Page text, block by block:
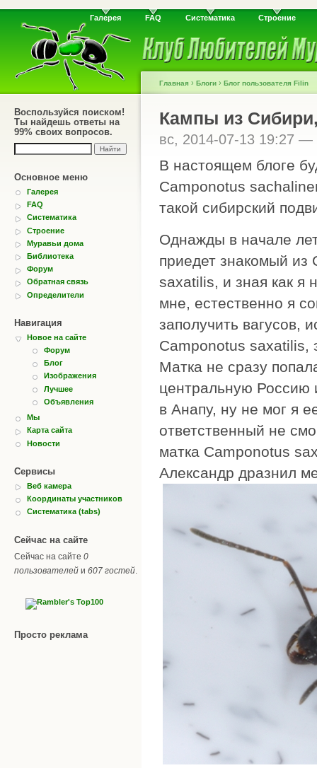
Галерея FAQ Систематика Строение
Воспользуйся поиском!
Ты найдешь ответы на
99% своих вопросов.
Основное меню
Галерея
FAQ
Систематика
Строение
Муравьи дома
Библиотека
Форум
Обратная связь
Определители
Навигация
Новое на сайте
Форум
Блог
Изображения
Лучшее
Объявления
Мы
Карта сайта
Новости
Сервисы
Веб камера
Координаты участников
Систематика (tabs)
Сейчас на сайте
Сейчас на сайте 0
пользователей и 607 гостей
Просто реклама
Главная › Блоги › Блог пользователя Filin
Кампы из
вс, 2014-07-13 19:27 —
В настоящем блоге
Camponotus
такой сибирский
Однажды в начале
приедет знакомый из
saxatilis, и зная как я
мне, естественно я
заполучить вагусов,
Camponotus saxatilis,
Матка не сразу
центральную Россию
в Анапу, ну не мог я
ответственный не
матка Camponotus
Александр дразнил